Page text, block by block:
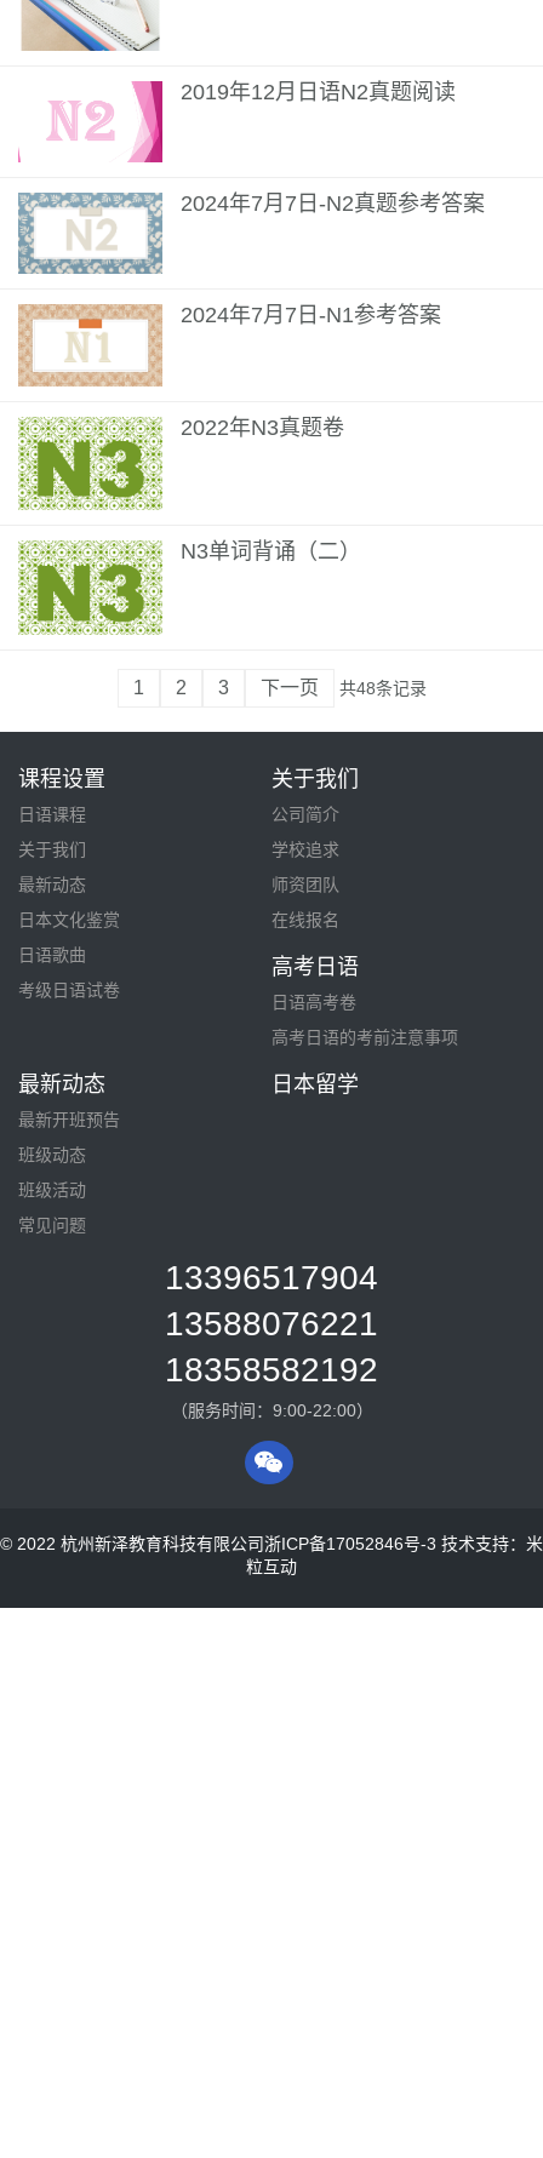
2019年12月日语N2真题阅读
2024年7月7日-N2真题参考答案
2024年7月7日-N1参考答案
2022年N3真题卷
N3单词背诵（二）
1 2 3 下一页 共48条记录
课程设置
日语课程
关于我们
最新动态
日本文化鉴赏
日语歌曲
考级日语试卷
关于我们
公司简介
学校追求
师资团队
在线报名
高考日语
日语高考卷
高考日语的考前注意事项
最新动态
最新开班预告
班级动态
班级活动
常见问题
日本留学
13396517904
13588076221
18358582192
（服务时间：9:00-22:00）
© 2022 杭州新泽教育科技有限公司浙ICP备17052846号-3 技术支持：米
粒互动